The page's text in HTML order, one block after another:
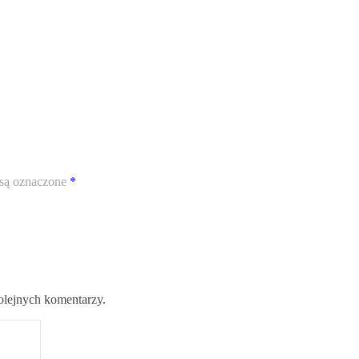
oznaczone *
komentarzy.